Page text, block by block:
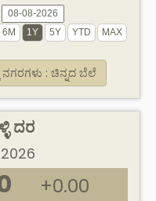
: ಚಿನ್ನದ ಬೆಲೆ
ದರ
+0.00